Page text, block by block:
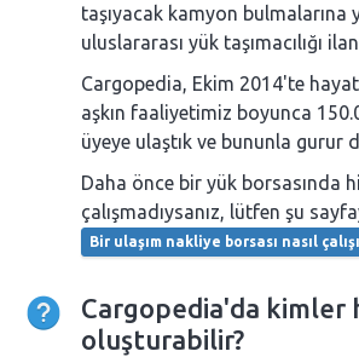
taşıyacak kamyon bulmalarına
uluslararası yük taşımacılığı
Cargopedia, Ekim 2014'te
aşkın faaliyetimiz boyunca
üyeye ulaştık ve bununla gurur
Daha önce bir yük borsasında
çalışmadıysanız, lütfen şu
Bir ulaşım nakliye borsası nasıl
Cargopedia'da kimler
oluşturabilir?